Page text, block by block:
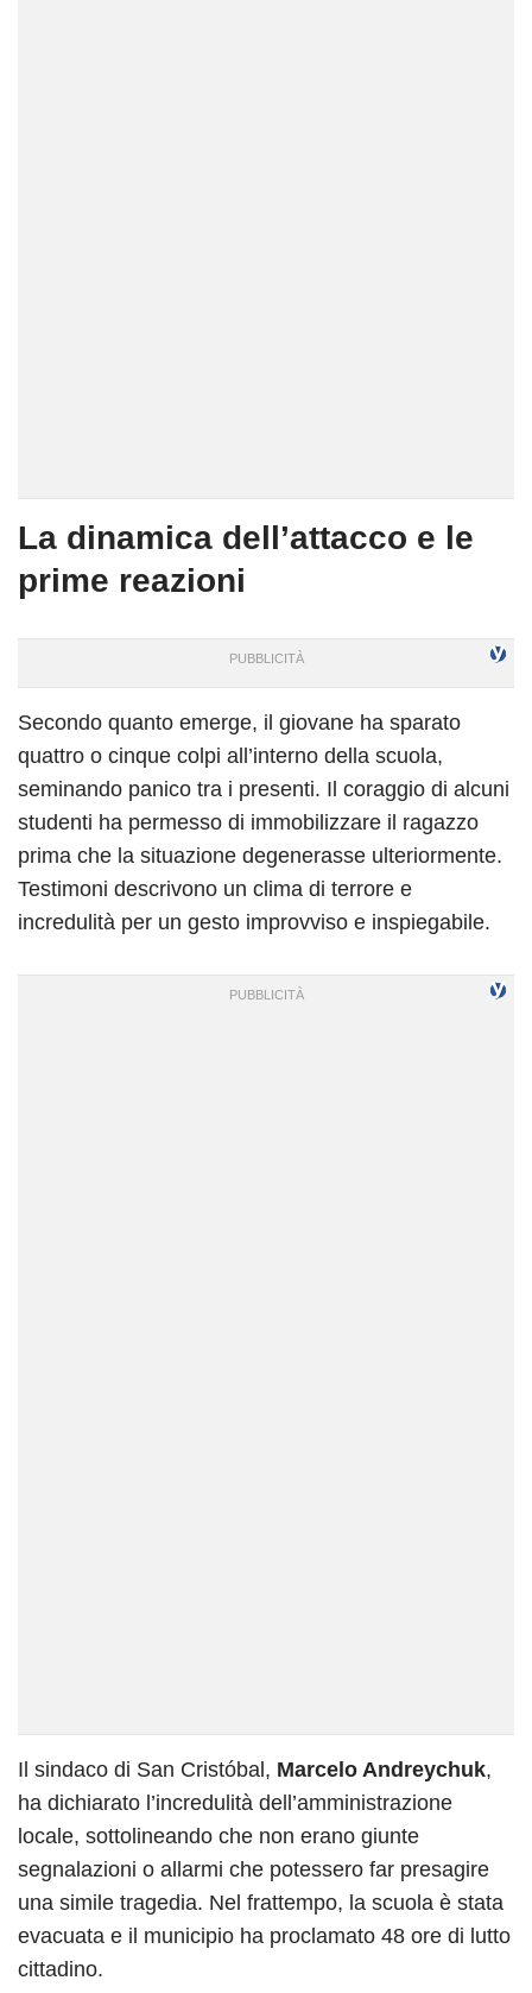
La dinamica dell’attacco e le
prime reazioni
Secondo quanto emerge, il giovane ha sparato
quattro o cinque colpi all’interno della scuola,
seminando panico tra i presenti. Il coraggio di alcuni
studenti ha permesso di immobilizzare il ragazzo
prima che la situazione degenerasse ulteriormente.
Testimoni descrivono un clima di terrore e
incredulità per un gesto improvviso e inspiegabile.
Il sindaco di San Cristóbal, Marcelo Andreychuk,
ha dichiarato l’incredulità dell’amministrazione
locale, sottolineando che non erano giunte
segnalazioni o allarmi che potessero far presagire
una simile tragedia. Nel frattempo, la scuola è stata
evacuata e il municipio ha proclamato 48 ore di lutto
cittadino.